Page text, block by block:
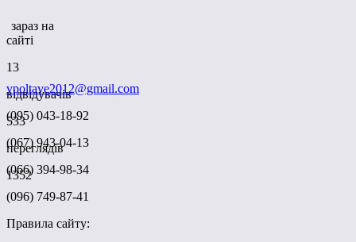
зараз на
сайті
13
відвідувачів
533
переглядів
1352
vpoltave2012@gmail.com
(095) 043-18-92
(067) 943-04-13
(066) 394-98-34
(096) 749-87-41
Правила сайту: